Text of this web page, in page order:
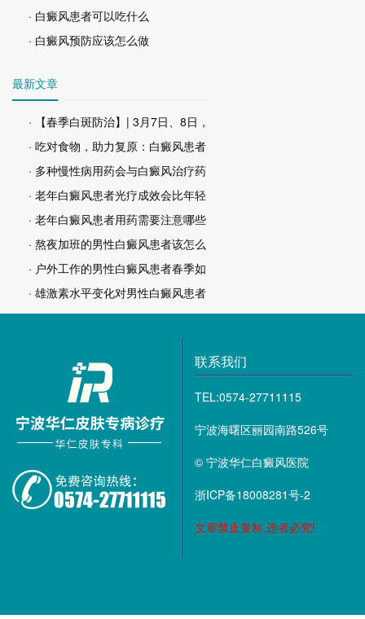
· 白癜风患者可以吃什么
· 白癜风预防应该怎么做
最新文章
· 【春季白斑防治】| 3月7日、8日，
· 吃对食物，助力复原：白癜风患者
· 多种慢性病用药会与白癜风治疗药
· 老年白癜风患者光疗成效会比年轻
· 老年白癜风患者用药需要注意哪些
· 熬夜加班的男性白癜风患者该怎么
· 户外工作的男性白癜风患者春季如
· 雄激素水平变化对男性白癜风患者
联系我们
TEL:0574-27711115
宁波海曙区丽园南路526号
© 宁波华仁白癜风医院
浙ICP备18008281号-2
文章禁止复制,违者必究!